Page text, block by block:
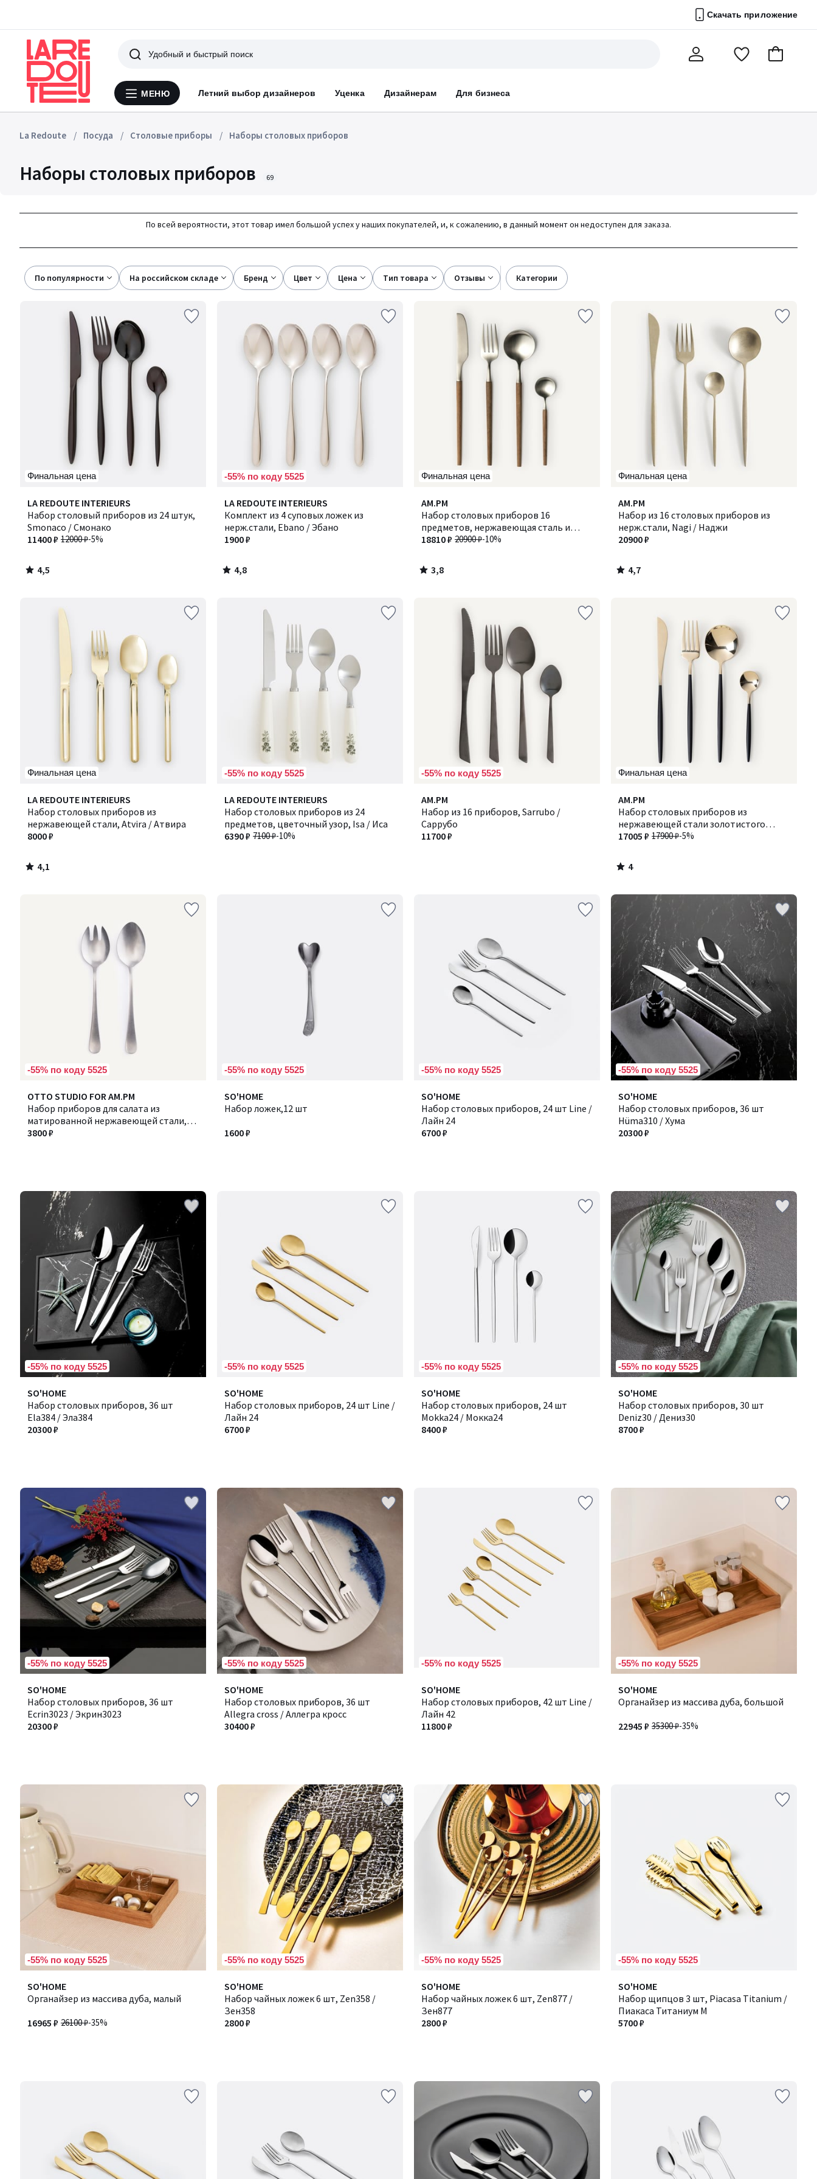
Скачать приложение
Меню
МЕНЮ Летний выбор дизайнеров Уценка Дизайнерам Для бизнеса
Поиск
ПерейтиВ
La Redoute Посуда Столовые приборы Наборы столовых приборов
Наборы столовых приборов 69
По всей вероятности, этот товар имел большой успех у наших покупателей, и, к сожалению, в данный момент он недоступен для заказа.
По популярности на российском складе бренд цвет цена тип товара отзывы категории
Финальная цена
LA REDOUTE INTERIEURS
Набор столовый приборов из 24 штук,
Smonaco / Смонако
12000 ₽-5%
11400 ₽
4,5
/ 5
4,5
/
-55% по коду 5525
LA REDOUTE INTERIEURS
Комплект из 4 суповых ложек из
нерж.стали, Ebano / Эбано
1900 ₽
4,8
/ 5
4,8
/
Финальная цена
AM.PM
Набор столовых приборов 16
предметов, нержавеющая сталь и
ясень, EMAKO / ЭМАКО
20900 ₽-10%
18810 ₽
3,8
/ 5
3,8
/
Финальная цена
AM.PM
Набор из 16 столовых приборов из
нерж.стали, Nagi / Наджи
20900 ₽
4,7
/ 5
4,7
/
Финальная цена
LA REDOUTE INTERIEURS
Набор столовых приборов из
нержавеющей стали, Atvira / Атвира
8000 ₽
4,1
/ 5
4,1
/
-55% по коду 5525
LA REDOUTE INTERIEURS
Набор столовых приборов из 24
предметов, цветочный узор, Isa / Иса
7100 ₽-10%
6390 ₽
-55% по коду 5525
AM.PM
Набор из 16 приборов, Sarrubo /
Саррубо
11700 ₽
Финальная цена
AM.PM
Набор столовых приборов из
нержавеющей стали золотистого
цвета, 16 предметов, Barbule /
17900 ₽-5%
17005 ₽
4
/
5
4
/
-55% по коду 5525
OTTO STUDIO FOR AM.PM
Набор приборов для салата из
матированной нержавеющей стали,
Ritual
3800 ₽
-55% по коду 5525
SO'HOME
Набор ложек,12 шт
1600 ₽
-55% по коду 5525
SO'HOME
Набор столовых приборов, 24 шт Line /
Лайн 24
6700 ₽
-55% по коду 5525
SO'HOME
Набор столовых приборов, 36 шт
Hüma310 / Хума
20300 ₽
-55% по коду 5525
SO'HOME
Набор столовых приборов, 36 шт
Ela384 / Эла384
20300 ₽
-55% по коду 5525
SO'HOME
Набор столовых приборов, 24 шт Line /
Лайн 24
6700 ₽
-55% по коду 5525
SO'HOME
Набор столовых приборов, 24 шт
Mokka24 / Мокка24
8400 ₽
-55% по коду 5525
SO'HOME
Набор столовых приборов, 30 шт
Deniz30 / Дениз30
8700 ₽
-55% по коду 5525
SO'HOME
Набор столовых приборов, 36 шт
Ecrin3023 / Экрин3023
20300 ₽
-55% по коду 5525
SO'HOME
Набор столовых приборов, 36 шт
Allegra cross / Аллегра кросс
30400 ₽
-55% по коду 5525
SO'HOME
Набор столовых приборов, 42 шт Line /
Лайн 42
11800 ₽
-55% по коду 5525
SO'HOME
Органайзер из массива дуба, большой
35300 ₽-35%
22945 ₽
-55% по коду 5525
SO'HOME
Органайзер из массива дуба, малый
26100 ₽-35%
16965 ₽
-55% по коду 5525
SO'HOME
Набор чайных ложек 6 шт, Zen358 /
Зен358
2800 ₽
-55% по коду 5525
SO'HOME
Набор чайных ложек 6 шт, Zen877 /
Зен877
2800 ₽
-55% по коду 5525
SO'HOME
Набор щипцов 3 шт, Piacasa Titanium /
Пиакаса Титаниум М
5700 ₽